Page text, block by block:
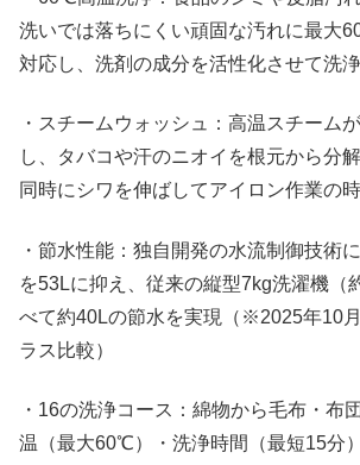
洗いでは落ちにくい頑固な汚れに最大
対応し、洗剤の成分を活性化させて洗
・スチームウォッシュ：高温スチーム
し、タバコや汗のニオイを根元から分
同時にシワを伸ばしてアイロン作業の
・節水性能：独自開発の水流制御技術
を53Lに抑え、従来の縦型7kg洗濯機（
べて約40Lの節水を実現（※2025年10
ラス比較）
・16の洗浄コース：綿物から毛布・布
温（最大60℃）・洗浄時間（最短15分